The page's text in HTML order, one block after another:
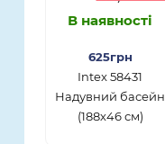
В наявності
625грн
Intex 58431
Надувний басейн
(188х46 см)